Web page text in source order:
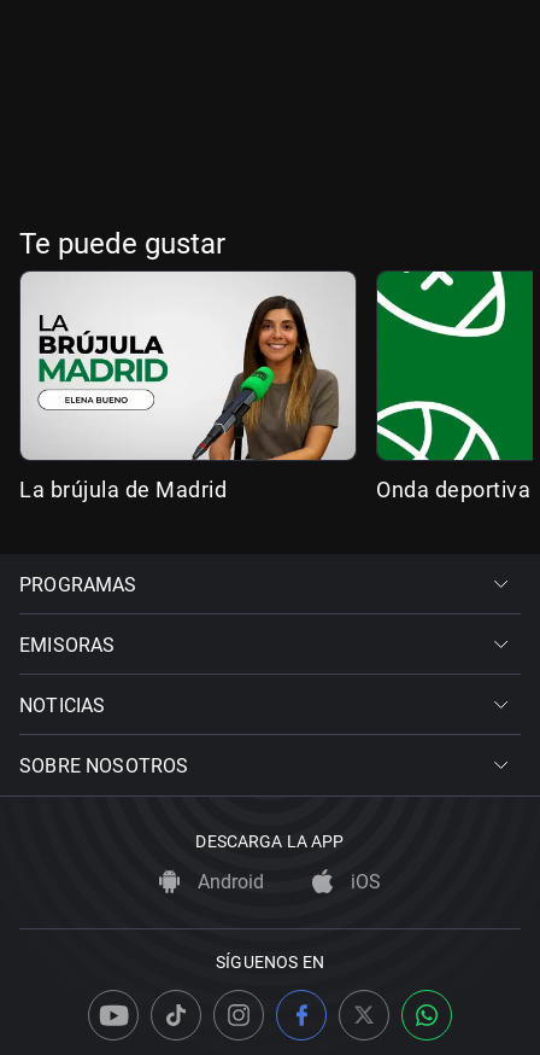
Te puede gustar
La brújula de Madrid Onda deportiva
PROGRAMAS
EMISORAS
NOTICIAS
SOBRE NOSOTROS
DESCARGA LA APP
Android iOS
SÍGUENOS EN